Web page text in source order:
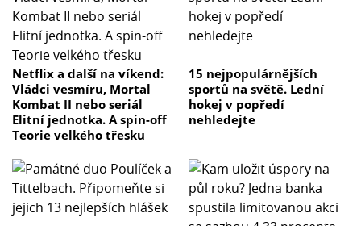
Netflix a další na víkend:
Vládci vesmíru, Mortal
Kombat II nebo seriál
Elitní jednotka. A spin-off
Teorie velkého třesku
15 nejpopulárnějších
sportů na světě. Lední
hokej v popředí
nehledejte